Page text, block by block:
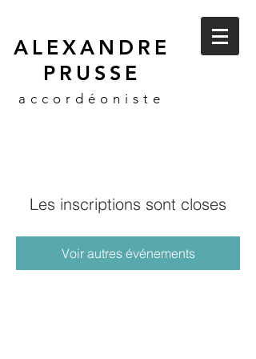
ALEXANDRE
PRUSSE
accordéoniste
Les inscriptions sont closes
Voir autres événements